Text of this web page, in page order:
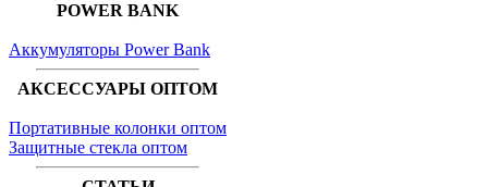
POWER BANK
Аккумуляторы Power Bank
АКСЕССУАРЫ ОПТОМ
Портативные колонки оптом
Защитные стекла оптом